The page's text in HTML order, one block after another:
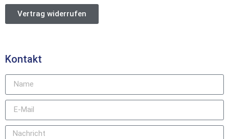
Vertrag widerrufen
Kontakt